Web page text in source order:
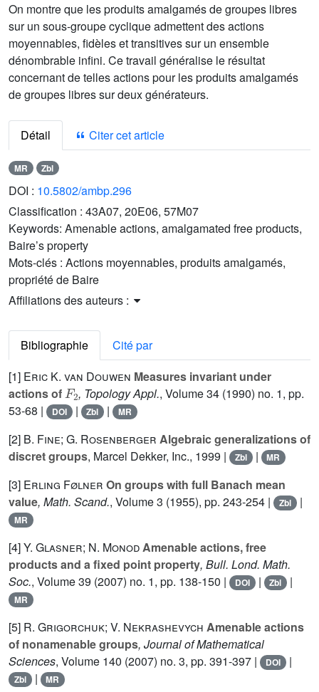
On montre que les produits amalgamés de groupes libres
sur un sous-groupe cyclique admettent des actions
moyennables, fidèles et transitives sur un ensemble
dénombrable infini. Ce travail généralise le résultat
concernant de telles actions pour les produits amalgamés
de groupes libres sur deux générateurs.
Détail Citer cet article
MR Zbl
DOI : 10.5802/ambp.296
Classification : 43A07, 20E06, 57M07
Keywords: Amenable actions, amalgamated free products,
Baire’s property
Mots-clés : Actions moyennables, produits amalgamés,
propriété de Baire
Affiliations des auteurs :
Bibliographie
Cité par
[1] Eric K. van Douwen Measures invariant under
actions of
F2
, Topology Appl., Volume 34(1990) no. 1, pp.
53-68 |
DOI | Zbl | MR
[2] B. Fine; G. Rosenberger Algebraic generalizations of
discret groups, Marcel Dekker, Inc., 1999 | Zbl | MR
[3] Erling Følner On groups with full Banach mean
value, Math. Scand., Volume 3 (1955), pp. 243-254 | Zbl |
MR
[4]Y. Glasner; N. MonodAmenable actions, free
products and a fixed point property, Bull. Lond. Math.
Soc., Volume 39 (2007) no. 1, pp. 138-150 | DOI | Zbl |
MR
[5] R. Grigorchuk; V. Nekrashevych Amenable actions
of nonamenable groups, Journal of Mathematical
Sciences, Volume 140 (2007) no. 3, pp. 391-397 | DOI |
Zbl | MR